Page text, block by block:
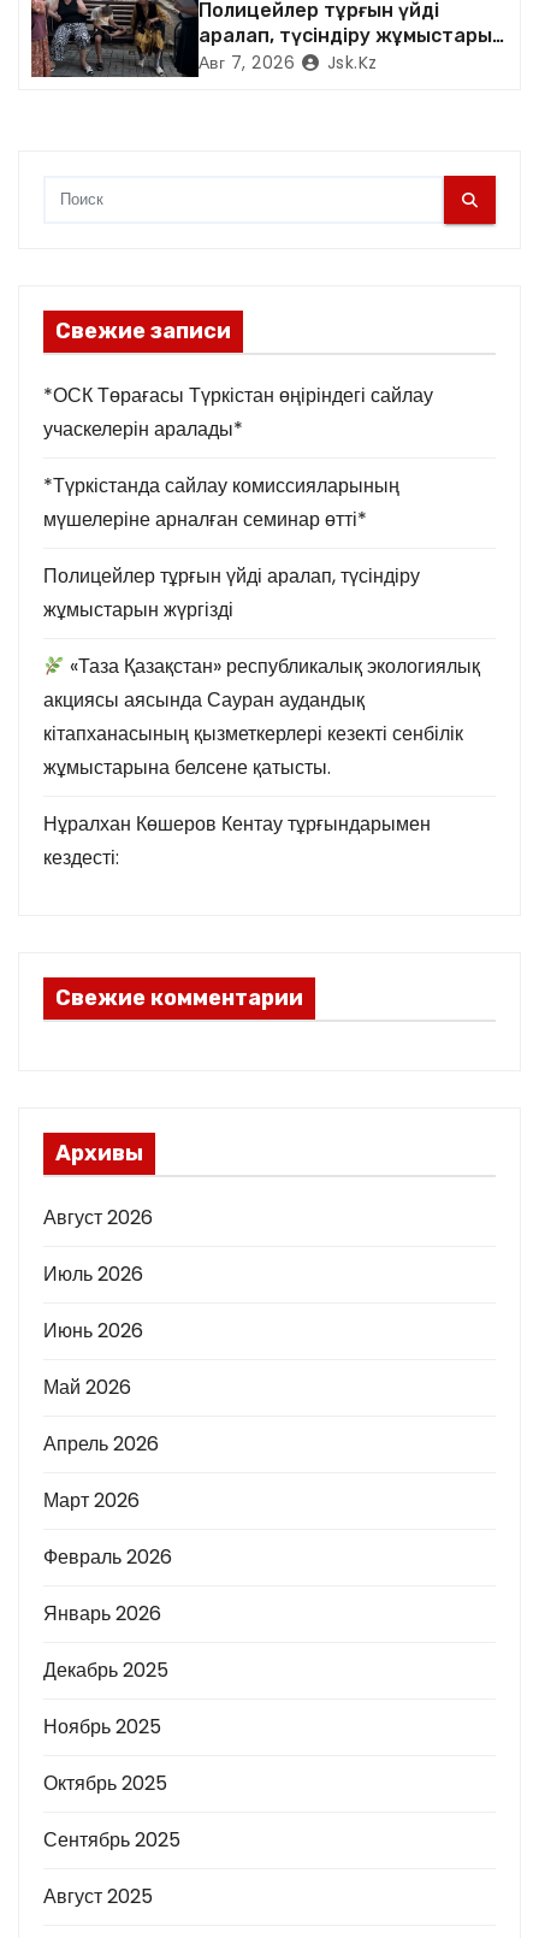
я
м
Полицейлер тұрғын үйді
аралап, түсіндіру жұмыстарын
жүргізді
Авг 7, 2026 Jsk.kz
Свежие записи
*ОСК Төрағасы Түркістан өңіріндегі сайлау
учаскелерін аралады*
*Түркістанда сайлау комиссияларының
мүшелеріне арналған семинар өтті*
Полицейлер тұрғын үйді аралап, түсіндіру
жұмыстарын жүргізді
«Таза Қазақстан» республикалық экологиялық
акциясы аясында Сауран аудандық
кітапханасының қызметкерлері кезекті сенбілік
жұмыстарына белсене қатысты.
Нұралхан Көшеров Кентау тұрғындарымен
кездесті:
Свежие комментарии
Архивы
Август 2026
Июль 2026
Июнь 2026
Май 2026
Апрель 2026
Март 2026
Февраль 2026
Январь 2026
Декабрь 2025
Ноябрь 2025
Октябрь 2025
Сентябрь 2025
Август 2025